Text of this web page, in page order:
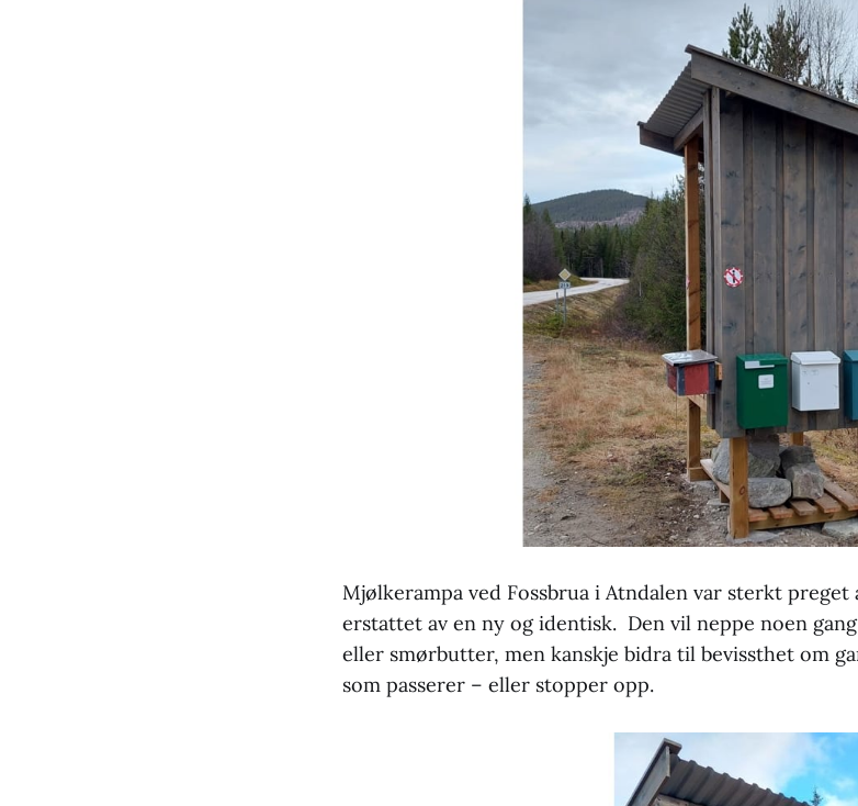
Mjølkerampa ved Fossbrua i Atndalen var sterkt
erstattet av en ny og identisk. Den vil neppe noen
eller smørbutter, men kanskje bidra til bevissthet om
som passerer – eller stopper opp.